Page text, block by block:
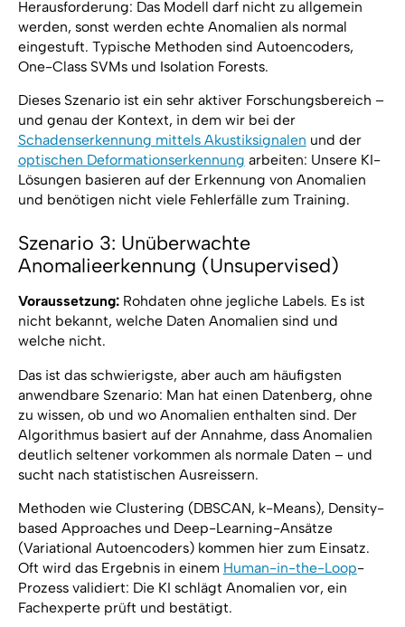
Herausforderung: Das Modell darf nicht zu allgemein
werden, sonst werden echte Anomalien als normal
eingestuft. Typische Methoden sind Autoencoders,
One-Class SVMs und Isolation Forests.
Dieses Szenario ist ein sehr aktiver Forschungsbereich –
und genau der Kontext, in dem wir bei der
Schadenserkennung mittels Akustiksignalen und der
optischen Deformationserkennung arbeiten: Unsere KI-
Lösungen basieren auf der Erkennung von Anomalien
und benötigen nicht viele Fehlerfälle zum Training.
Szenario 3: Unüberwachte
Anomalieerkennung (Unsupervised)
Voraussetzung:Rohdaten ohne jegliche Labels. Es ist
nicht bekannt, welche Daten Anomalien sind und
welche nicht.
Das ist das schwierigste, aber auch am häufigsten
anwendbare Szenario: Man hat einen Datenberg, ohne
zu wissen, ob und wo Anomalien enthalten sind. Der
Algorithmus basiert auf der Annahme, dass Anomalien
deutlich seltener vorkommen als normale Daten – und
sucht nach statistischen Ausreissern.
Methoden wie Clustering (DBSCAN, k-Means), Density-
based Approaches und Deep-Learning-Ansätze
(Variational Autoencoders) kommen hier zum Einsatz.
Oft wird das Ergebnis in einem Human-in-the-Loop-
Prozess validiert: Die KI schlägt Anomalien vor, ein
Fachexperte prüft und bestätigt.